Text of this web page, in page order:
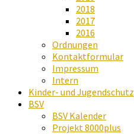
2018
2017
2016
Ordnungen
Kontaktformular
Impressum
Intern
Kinder- und Jugendschutz
BSV
BSV Kalender
Projekt 8000plus